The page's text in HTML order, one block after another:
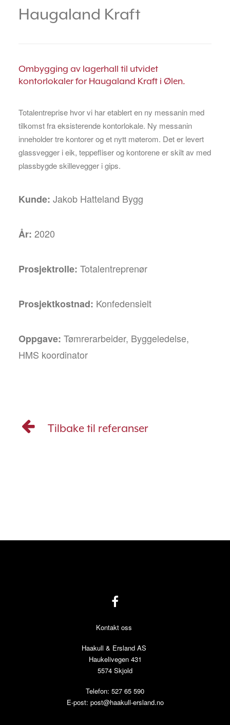
Haugaland Kraft
Ombygging av lagerhall til utvidet
kontorlokaler for Haugaland Kraft i Ølen.
Totalentreprise hvor vi har etablert en ny messanin med
tilkomst fra eksisterende kontorlokale. Ny messanin
inneholder tre kontorer og et nytt møterom. Det er levert
glassvegger i eik, teppefliser og kontorene er skilt av med
plassbygde skillevegger i gips.
Kunde: Jakob Hatteland Bygg
År: 2020
Prosjektrolle: Totalentreprenør
Prosjektkostnad: Konfedensielt
Oppgave: Tømrerarbeider, Byggeledelse,
HMS koordinator
Tilbake til referanser
Kontakt oss
Haakull & Ersland AS
Haukelivegen 431
5574 Skjold
Telefon: 527 65 590
E-post: post@haakull-ersland.no